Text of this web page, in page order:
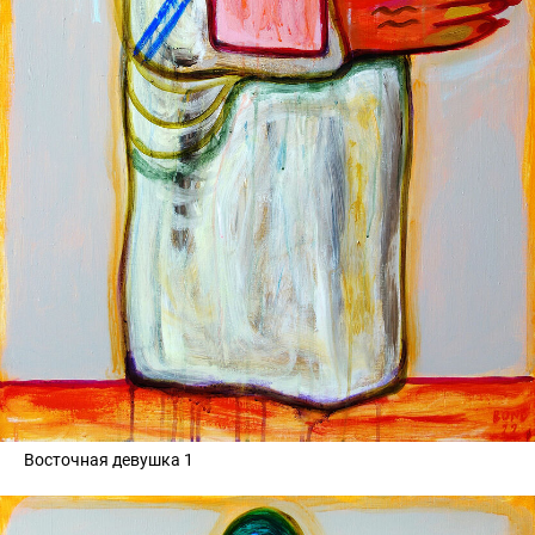
Восточная девушка 1